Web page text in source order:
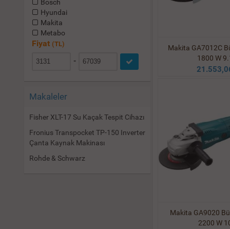
Bosch
Hyundai
Makita
Metabo
Fiyat (TL)
-
Makaleler
Fisher XLT-17 Su Kaçak Tespit Cihazı
Fronius Transpocket TP-150 Inverter
Çanta Kaynak Makinası
Rohde & Schwarz
Makita GA7012C
1800 W
Makita GA9020
2200 W